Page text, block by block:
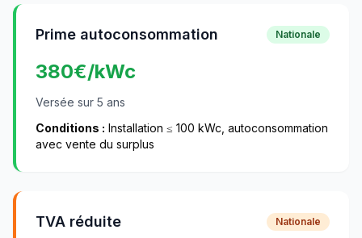
Prime autoconsommation Nationale
380€/kWc
Versée sur 5 ans
Conditions : Installation ≤ 100 kWc, autoconsommation
avec vente du surplus
TVA réduite Nationale